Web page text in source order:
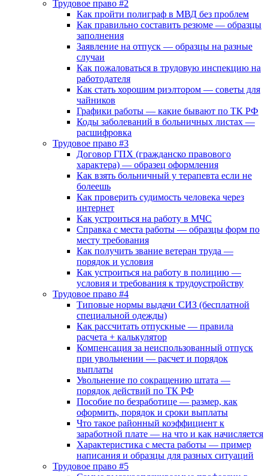
Трудовое право #2
Как пройти полиграф в МВД без проблем
Как правильно составить резюме — образцы
заполнения
Заявление на отпуск — образцы на разные
случаи
Как пожаловаться в трудовую инспекцию на
работодателя
Как стать хорошим риэлтором — советы для
чайников
Графики работы — какие бывают по ТК РФ
Коды заболеваний в больничных листах —
расшифровка
Трудовое право #3
Договор ГПХ (гражданско правового
характера) — образец оформления
Как взять больничный у терапевта если не
болеешь
Как проверить судимость человека через
интернет
Как устроиться на работу в МЧС
Справка с места работы — образцы форм по
месту требования
Как получить звание ветеран труда —
порядок и условия
Как устроиться на работу в полицию —
условия и требования к трудоустройству
Трудовое право #4
Типовые нормы выдачи СИЗ (бесплатной
специальной одежды)
Как рассчитать отпускные — правила
расчета + калькулятор
Компенсация за неиспользованный отпуск
при увольнении — расчет и порядок
выплаты
Увольнение по сокращению штата —
порядок действий по ТК РФ
Пособие по безработице — размер, как
оформить, порядок и сроки выплаты
Что такое районный коэффициент к
заработной плате — на что и как начисляется
Характеристика с места работы — пример
написания и образцы для разных ситуаций
Трудовое право #5